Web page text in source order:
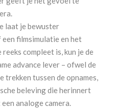
laat je bewuster
filmsimulatie en het
compleet is, kun je de
advance lever – ofwel de
tussen de opnames,
beleving die herinnert
analoge camera.